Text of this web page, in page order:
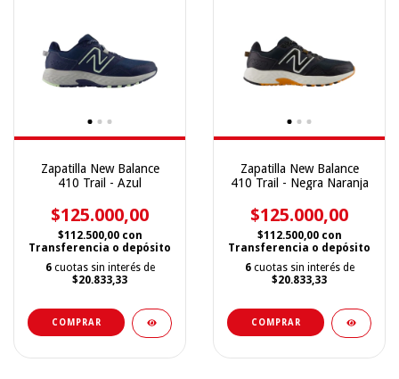
Zapatilla New Balance
410 Trail - Azul
$125.000,00
$112.500,00 con
Transferencia o depósito
6 cuotas sin interés de
$20.833,33
COMPRAR
Zapatilla New Balance
410 Trail - Negra Naranja
$125.000,00
$112.500,00 con
Transferencia o depósito
6 cuotas sin interés de
$20.833,33
COMPRAR